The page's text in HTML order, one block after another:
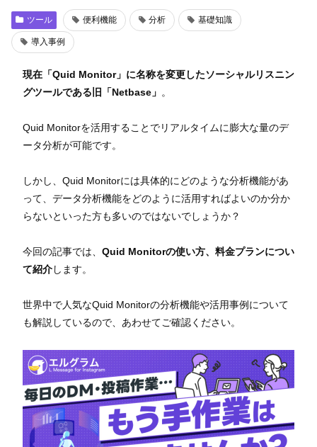
ツール 便利機能 分析 基礎知識
導入事例
現在「Quid Monitor」に名称を変更したソーシャルリスニン
グツールである旧「Netbase」 。
Quid Monitorを活用することでリアルタイムに膨大な量のデ
ータ分析が可能です。
しかし、Quid Monitorには具体的にどのような分析機能があ
って、データ分析機能をどのように活用すればよいのか分か
らないといった方も多いのではないでしょうか？
今回の記事では、 Quid Monitorの使い方、料金プランについ
て紹介します。
世界中で人気なQuid Monitorの分析機能や活用事例について
も解説しているので、あわせてご確認ください。